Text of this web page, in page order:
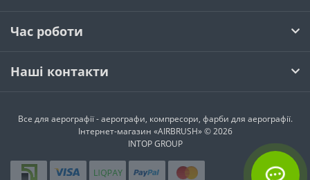
Час роботи
Наші контакти
Все для аерографії - аерографи, компресори, фарби для аерографії.
Інтернет-магазин «AIRBRUSH» © 2026
INTOP GROUP